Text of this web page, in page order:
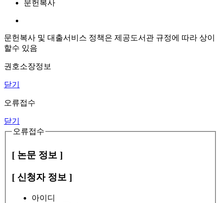
문헌복사
문헌복사 및 대출서비스 정책은 제공도서관 규정에 따라 상이
할수 있음
권호소장정보
닫기
오류접수
닫기
오류접수
[ 논문 정보 ]
[ 신청자 정보 ]
아이디